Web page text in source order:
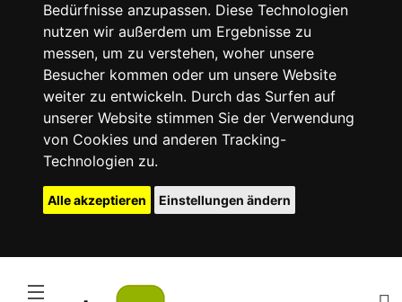
Bedürfnisse anzupassen. Diese Technologien
nutzen wir außerdem um Ergebnisse zu
messen, um zu verstehen, woher unsere
Besucher kommen oder um unsere Website
weiter zu entwickeln. Durch das Surfen auf
unserer Website stimmen Sie der Verwendung
von Cookies und anderen Tracking-
Technologien zu.
Alle akzeptieren Einstellungen ändern